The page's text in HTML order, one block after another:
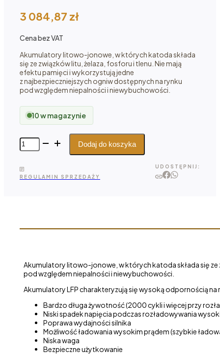
3 084,87 zł
Cena bez VAT
Akumulatory litowo-jonowe, w których katoda składa
się ze związków litu, żelaza, fosforu i tlenu. Nie mają
efektu pamięci i wykorzystują jedne
z najbezpieczniejszych ogniw dostępnych na rynku
pod względem niepalności i niewybuchowości.
10 w magazynie
ilość
Kon-
LiFePO4
12
Dodaj do koszyka
REGULAMIN SPRZEDAŻY
UDOSTĘPNIJ:
Akumulatory litowo-jonowe, w których katoda składa się ze
pod względem niepalności i niewybuchowości.
Akumulatory LFP charakteryzują się wysoką odpornością
Bardzo długa żywotność (2000 cykli i więcej przy
Niski spadek napięcia podczas rozładowywania
Poprawa wydajności silnika
Możliwość ładowania wysokim prądem (szybkie
Niska waga
Bezpieczne użytkowanie